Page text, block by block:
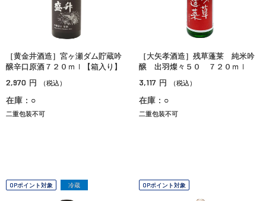
［黄金井酒造］宮ヶ瀬ダム貯蔵吟
醸辛口原酒７２０ｍｌ【箱入り】
2,970 円 （税込）
在庫：○
二重包装不可
［大矢孝酒造］残草蓬莱 純米吟
醸 出羽燦々５０ ７２０ｍｌ
3,117 円 （税込）
在庫：○
二重包装不可
OPポイント対象 冷蔵 OPポイント対象